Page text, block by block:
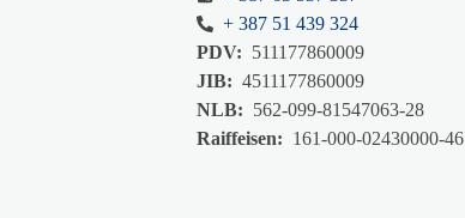
+ 387 51 439 324
PDV: 511177860009
JIB: 4511177860009
NLB: 562-099-81547063-28
Raiffeisen: 161-000-02430000-46